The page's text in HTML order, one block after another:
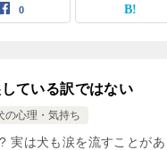
0
ている訳ではない
の心理・気持ち
実は犬も涙を流すことがあ